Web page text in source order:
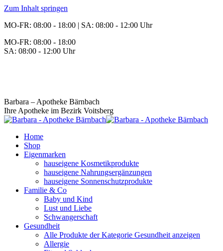
Zum Inhalt springen
MO-FR: 08:00 - 18:00 | SA: 08:00 - 12:00 Uhr
MO-FR: 08:00 - 18:00
SA: 08:00 - 12:00 Uhr
Barbara – Apotheke Bärnbach
Ihre Apotheke im Bezirk Voitsberg
Home
Shop
Eigenmarken
hauseigene Kosmetikprodukte
hauseigene Nahrungsergänzungen
hauseigene Sonnenschutzprodukte
Familie & Co
Baby und Kind
Lust und Liebe
Schwangerschaft
Gesundheit
Alle Produkte der Kategorie Gesundheit anzeigen
Allergie